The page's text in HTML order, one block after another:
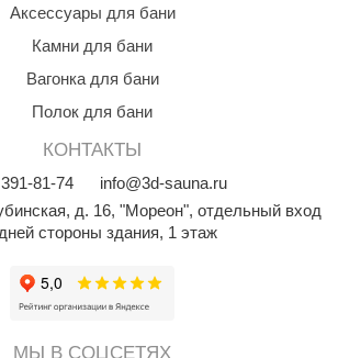
Аксессуары для бани
Камни для бани
Вагонка для бани
Полок для бани
КОНТАКТЫ
391-81-74
info@3d-sauna.ru
д. 16, "Мореон", отдельный вход
стороны здания, 1 этаж
МЫ В СОЦСЕТЯХ